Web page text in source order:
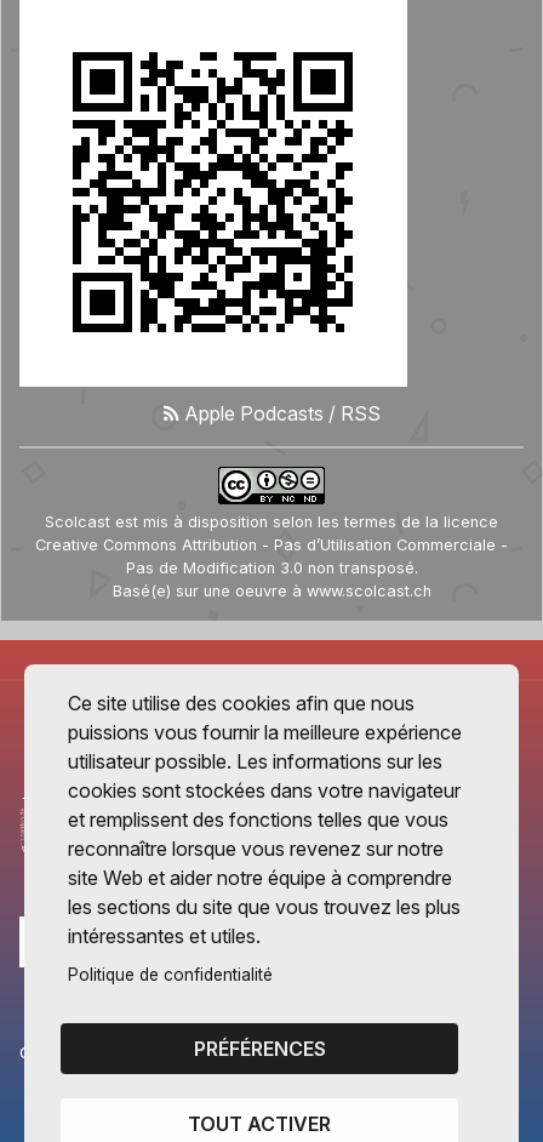
Apple Podcasts / RSS
Scolcast est mis à disposition selon les termes de la licence
Creative Commons Attribution - Pas d’Utilisation Commerciale -
Pas de Modification 3.0 non transposé.
Basé(e) sur une oeuvre à www.scolcast.ch
CANTONS PARTENAIRES
Vaud
Ce site utilise des cookies afin que nous
puissions vous fournir la meilleure expérience
utilisateur possible. Les informations sur les
cookies sont stockées dans votre navigateur
et remplissent des fonctions telles que vous
reconnaître lorsque vous revenez sur notre
site Web et aider notre équipe à comprendre
les sections du site que vous trouvez les plus
intéressantes et utiles.
Politique de confidentialité
PRÉFÉRENCES
TOUT ACTIVER